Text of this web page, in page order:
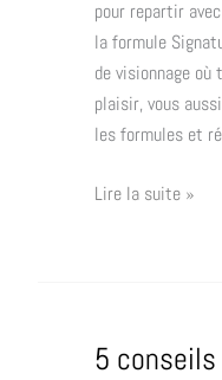
pour repartir
la formule
de visionnage
plaisir, vous
les formules et
Lire la suite »
5
5